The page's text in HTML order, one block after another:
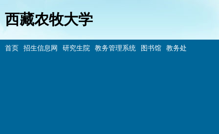
西藏农牧大学
首页 招生信息网 研究生院 教务管理系统 图书馆 教务处